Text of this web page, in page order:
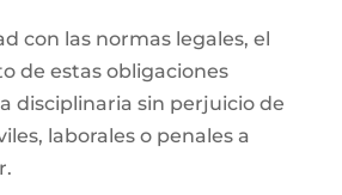
con las normas legales, el
de estas obligaciones
disciplinaria sin perjuicio de
laborales o penales a